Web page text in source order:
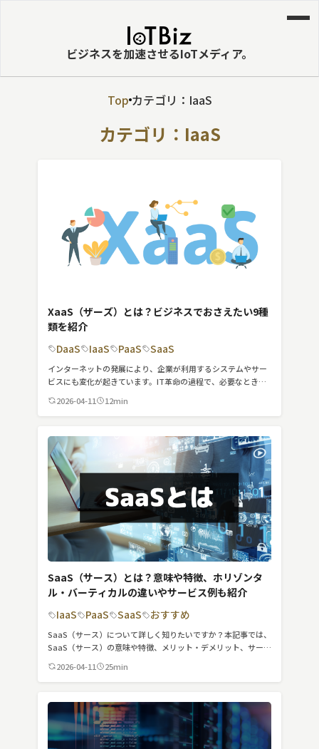
ビジネスを加速させるIoTメディア。
スマート漁業
クラウド
スマート〇〇
スマート農業
ドローン
ロボット
スマート物流
ニュース
Topカテゴリ：IaaS
カテゴリ：IaaS
XaaS（ザーズ）とは？ビジネスでおさえたい9種
類を紹介
DaaS
IaaS PaaS SaaS
インターネットの発展により、企業が利用するシステムやサー
ビスにも変化が起きています。IT革命の過程で、必要なときに
た。昨今の頻出用語である「XaaS」とは、何を指すのか気にな
っている方も多いのではないでしょうか？この記事では、ビジ
2026-04-11 12min
SaaS（サース）とは？意味や特徴、ホリゾンタ
ル・バーティカルの違いやサービス例も紹介
IaaS
PaaS SaaS おすすめ
SaaS（サース）について詳しく知りたいですか？本記事では、
SaaS（サース）の意味や特徴、メリット・デメリット、サービ
ス例を詳しく紹介します。
2026-04-11 25min